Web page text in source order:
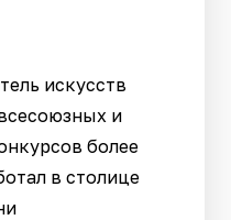
искусств
и
более
в столице